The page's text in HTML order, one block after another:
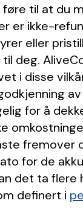
til at du
er ikke-
eller
deg.
i disse
for å
for de
det ta
definert i